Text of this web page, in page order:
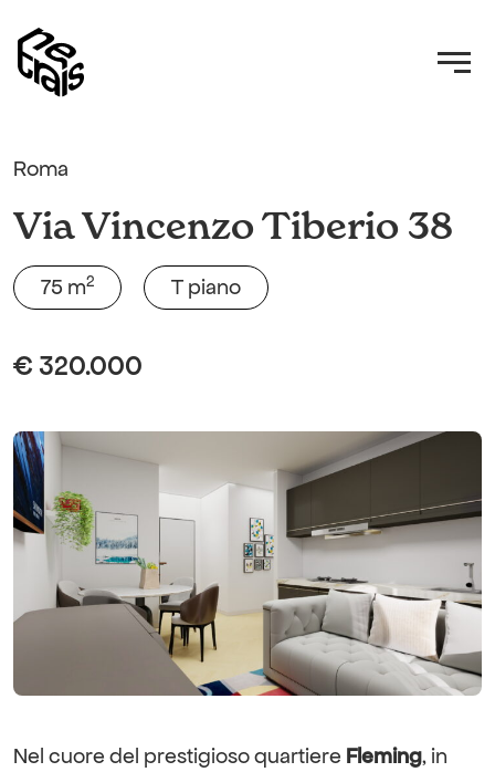
Roma
Via Vincenzo Tiberio 38
75 m2 T piano
€ 320.000
Nel cuore del prestigioso quartiere Fleming, in